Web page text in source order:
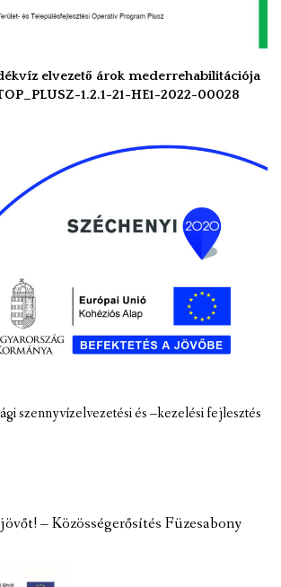
elvezető árok mederrehabilitációja
1.2.1-21-HE1-2022-00028
szennyvízelvezetési és –kezelési fejlesztés
– Közösségerősítés Füzesabony